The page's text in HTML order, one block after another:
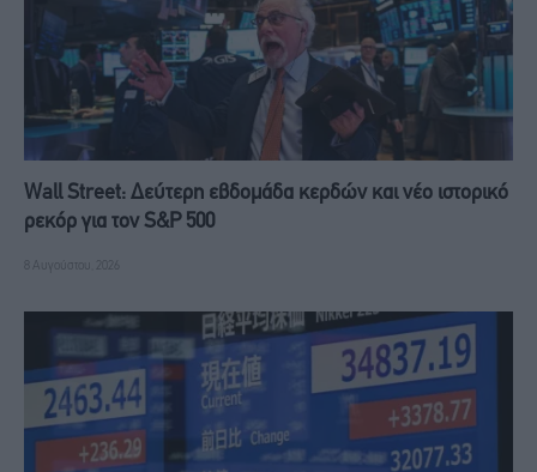
Wall Street: Δεύτερη εβδομάδα κερδών και νέο ιστορικό
ρεκόρ για τον S&P 500
8 Αυγούστου, 2026